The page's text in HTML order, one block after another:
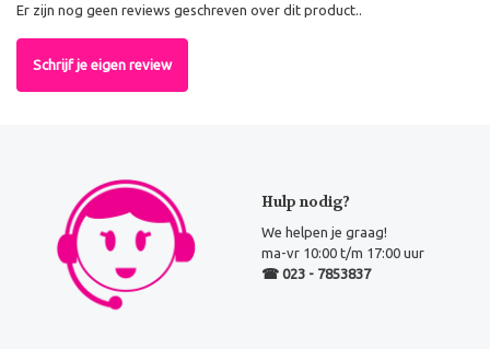
Er zijn nog geen reviews geschreven over dit product..
Schrijf je eigen review
Hulp nodig?
We helpen je graag!
ma-vr 10:00 t/m 17:00 uur
☎ 023 - 7853837